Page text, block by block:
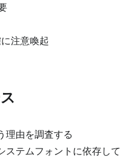
注意喚起
理由を調査する
テムフォントに依存し